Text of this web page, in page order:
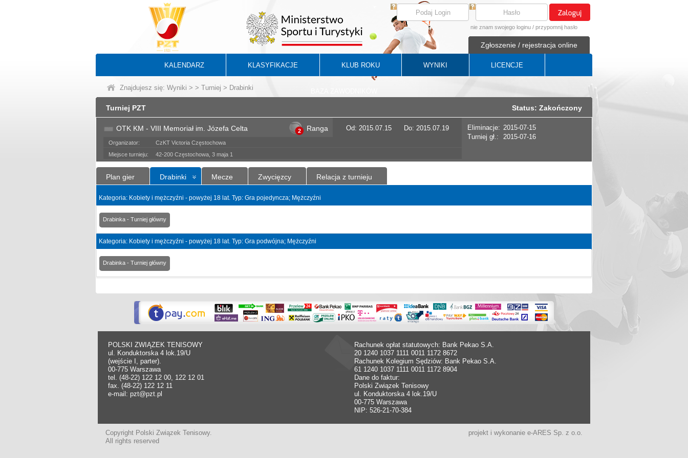
nie znam swojego loginu / przypomnij hasło
Zgłoszenie / rejestracja online
KALENDARZ KLASYFIKACJE KLUB ROKU WYNIKI LICENCJE
Znajdujesz się: Wyniki > > Turniej > Drabinki
Turniej PZT Status: Zakończony
OTK KM - VIII Memoriał im. Józefa Celta 2 Ranga Od: 2015.07.15 Do: 2015.07.19
Organizator:
CzKT Victoria Częstochowa
Miejsce turnieju:
42-200 Częstochowa, 3 maja 1
Eliminacje: 2015-07-15
Turniej gł.:
2015-07-16
Plan gier Drabinki Mecze Zwycięzcy Relacja z turnieju
Kategoria: Kobiety i mężczyźni - powyżej 18 lat. Typ: Gra pojedyncza; Mężczyźni
Drabinka - Turniej główny
Kategoria: Kobiety i mężczyźni - powyżej 18 lat. Typ: Gra podwójna; Mężczyźni
Drabinka - Turniej główny
POLSKI ZWIĄZEK TENISOWY
ul. Konduktorska 4 lok.19/U
(wejście I, parter).
00-775 Warszawa
tel. (48-22) 122 12 00, 122 12 01
fax. (48-22) 122 12 11
e-mail: pzt@pzt.pl
Rachunek opłat statutowych: Bank Pekao S.A.
20 1240 1037 1111 0011 1172 8672
Rachunek Kolegium Sędziów: Bank Pekao S.A.
61 1240 1037 1111 0011 1172 8904
Dane do faktur:
Polski Związek Tenisowy
ul. Konduktorska 4 lok.19/U
00-775 Warszawa
NIP: 526-21-70-384
Copyright Polski Związek Tenisowy.
All rights reserved
projekt i wykonanie e-ARES Sp. z o.o.